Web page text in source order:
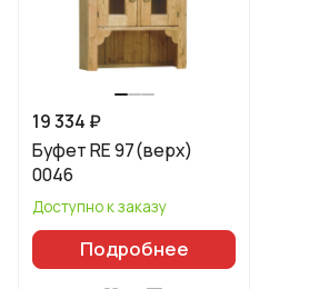
19 334 ₽
Буфет RE 97(верх)
0046
Доступно к заказу
Подробнее